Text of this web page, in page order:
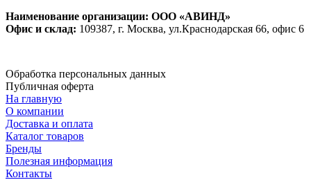
Наименование организации: ООО «АВИНД»
Офис и склад: 109387, г. Москва, ул.Краснодарская 66, офис 6
Обработка персональных данных
Публичная оферта
На главную
О компании
Доставка и оплата
Каталог товаров
Бренды
Полезная информация
Контакты